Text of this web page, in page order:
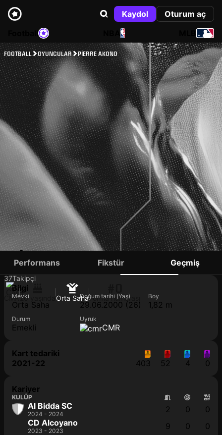
Kaydol
Oturum aç
NBA
FOOTBALL OYUNCULAR PIERRE AKONO
PIERRE AKONO
37Takipçi
CMR26 yaşında Orta SahaForma numarası
Performans Fikstür Geçmiş
Bilgi
Mevki
Orta Saha
Doğum tarihi (Yaş)
29.06.2000 (26)
Boy
1,82 m
Durum
Emekli
Uyruk
CMR
Kart tedariki
2021-22
403 52 4 0
Kariyer
KULÜP
Al Bidda SC
2024 - 2024 2 0
0
CD Alcoyano
2023 - 2023 9 0 0